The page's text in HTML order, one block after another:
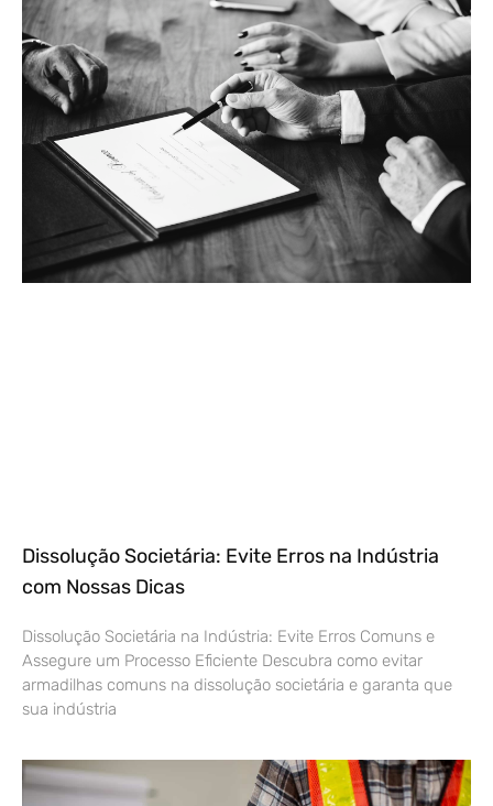
Dissolução Societária: Evite Erros na Indústria
com Nossas Dicas
Dissolução Societária na Indústria: Evite Erros Comuns e
Assegure um Processo Eficiente Descubra como evitar
armadilhas comuns na dissolução societária e garanta que
sua indústria